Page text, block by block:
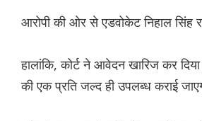
आरोपी की ओर से एडवोकेट निहाल सिंह
हालांकि, कोर्ट ने आवेदन खारिज कर
की एक प्रति जल्द ही उपलब्ध कराई